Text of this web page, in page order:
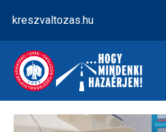
content
kreszvaltozas.hu